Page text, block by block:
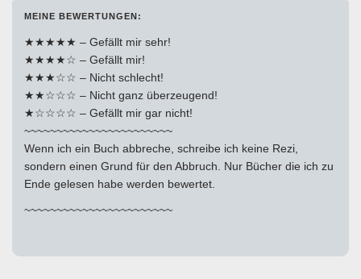
MEINE BEWERTUNGEN:
★★★★★ – Gefällt mir sehr!
★★★★☆ – Gefällt mir!
★★★☆☆ – Nicht schlecht!
★★☆☆☆ – Nicht ganz überzeugend!
★☆☆☆☆ – Gefällt mir gar nicht!
~~~~~~~~~~~~~~~~~~~~~~~
Wenn ich ein Buch abbreche, schreibe ich keine Rezi,
sondern einen Grund für den Abbruch. Nur Bücher die ich zu
Ende gelesen habe werden bewertet.
~~~~~~~~~~~~~~~~~~~~~~~